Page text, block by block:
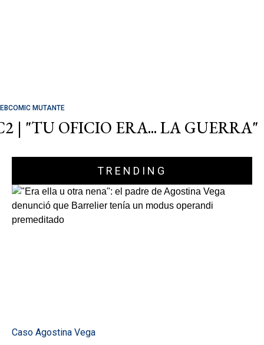
MUTANTE
| "TU OFICIO ERA... LA GUERRA"
TRENDING
Caso Agostina Vega